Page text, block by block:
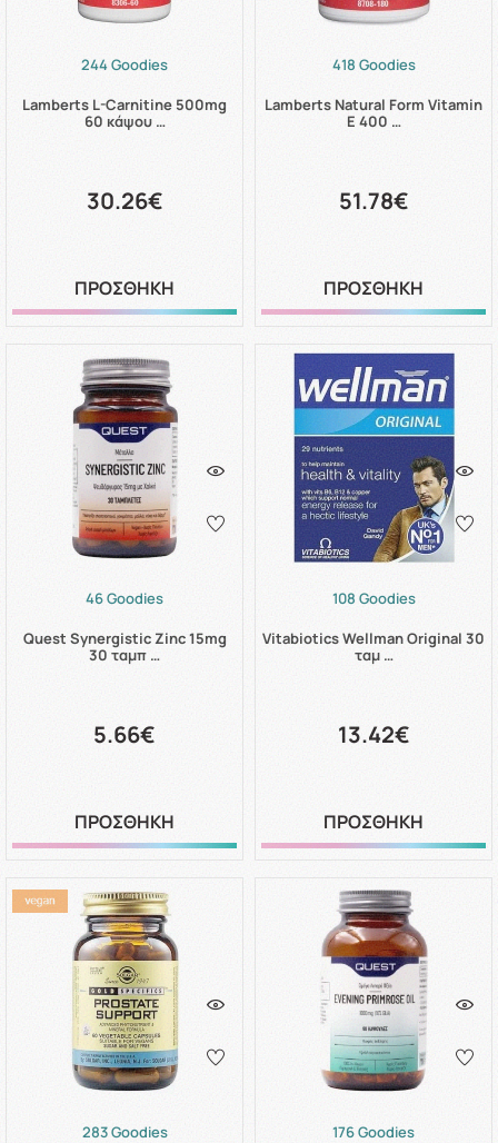
244 Goodies
Lamberts L-Carnitine 500mg
60 κάψου …
30.26€
ΠΡΟΣΘΗΚΗ
418 Goodies
Lamberts Natural Form Vitamin
E 400 …
51.78€
ΠΡΟΣΘΗΚΗ
46 Goodies
Quest Synergistic Zinc 15mg
30 ταμπ …
5.66€
ΠΡΟΣΘΗΚΗ
108 Goodies
Vitabiotics Wellman Original 30
ταμ …
13.42€
ΠΡΟΣΘΗΚΗ
283 Goodies
176 Goodies